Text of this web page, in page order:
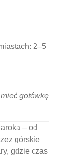
2–5
gotówkę
– od
górskie
gdzie czas